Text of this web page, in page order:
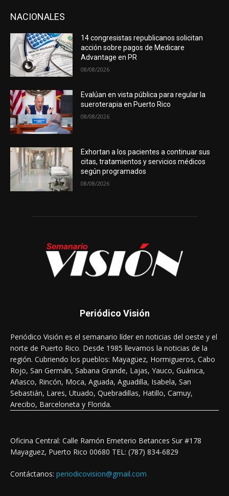
NACIONALES
14 congresistas republicanos solicitan
acción sobre pagos de Medicare
Advantage en PR
08/08/2026
Evalúan en vista pública para regular la
sueroterapia en Puerto Rico
08/08/2026
Exhortan a los pacientes a continuar sus
citas, tratamientos y servicios médicos
según programados
08/08/2026
Periódico Visión
Periódico Visión es el semanario líder en noticias del oeste y el
norte de Puerto Rico. Desde 1985 llevamos la noticias de la
región. Cubriendo los pueblos: Mayagüez, Hormigueros, Cabo
Rojo, San Germán, Sabana Grande, Lajas, Yauco, Guánica,
Añasco, Rincón, Moca, Aguada, Aguadilla, Isabela, San
Sebastián, Lares, Utuado, Quebradillas, Hatillo, Camuy,
Arecibo, Barceloneta y Florida.
Oficina Central: Calle Ramón Emeterio Betances Sur #178
Mayaguez, Puerto Rico 00680 TEL: (787) 834-6829
Contáctanos: periodicovision@gmail.com